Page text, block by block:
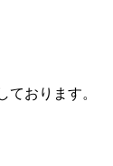
おります。